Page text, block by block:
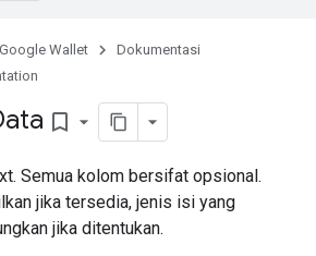
Google Wallet
Dokumentasi
bookmark_border
Semua kolom bersifat opsional.
jika tersedia, jenis isi yang
jika ditentukan.